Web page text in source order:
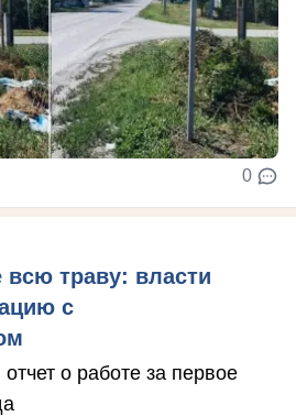
0
всю траву: власти
с
о работе за первое